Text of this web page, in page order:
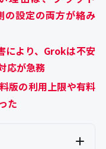
の設定の両方が絡み
により、Grokは不安
応が急務
版の利用上限や有料
た